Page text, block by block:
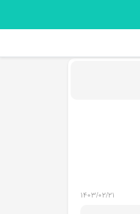
1403/02/21